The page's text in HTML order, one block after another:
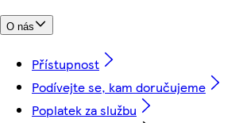
O nás
Přístupnost
Podívejte se, kam doručujeme
Poplatek za službu